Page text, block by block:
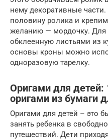
нему декоративные
половину ролика и
желанию — мордочку. Для
обклеенную листьями из
основы кроны можно
одноразовую тарелку.
Оригами для детей:
оригами из бумаги
Оригами для детей – это
занять ребенка в
путешествий. Дети